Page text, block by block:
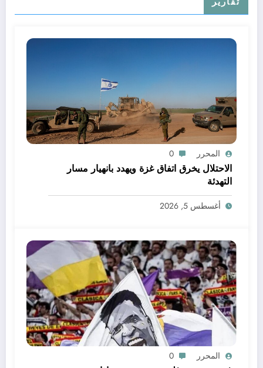
المحرر 0
الاحتلال يخرق اتفاق غزة ويهدد بانهيار مسار
التهدئة
أغسطس 5, 2026
المحرر 0